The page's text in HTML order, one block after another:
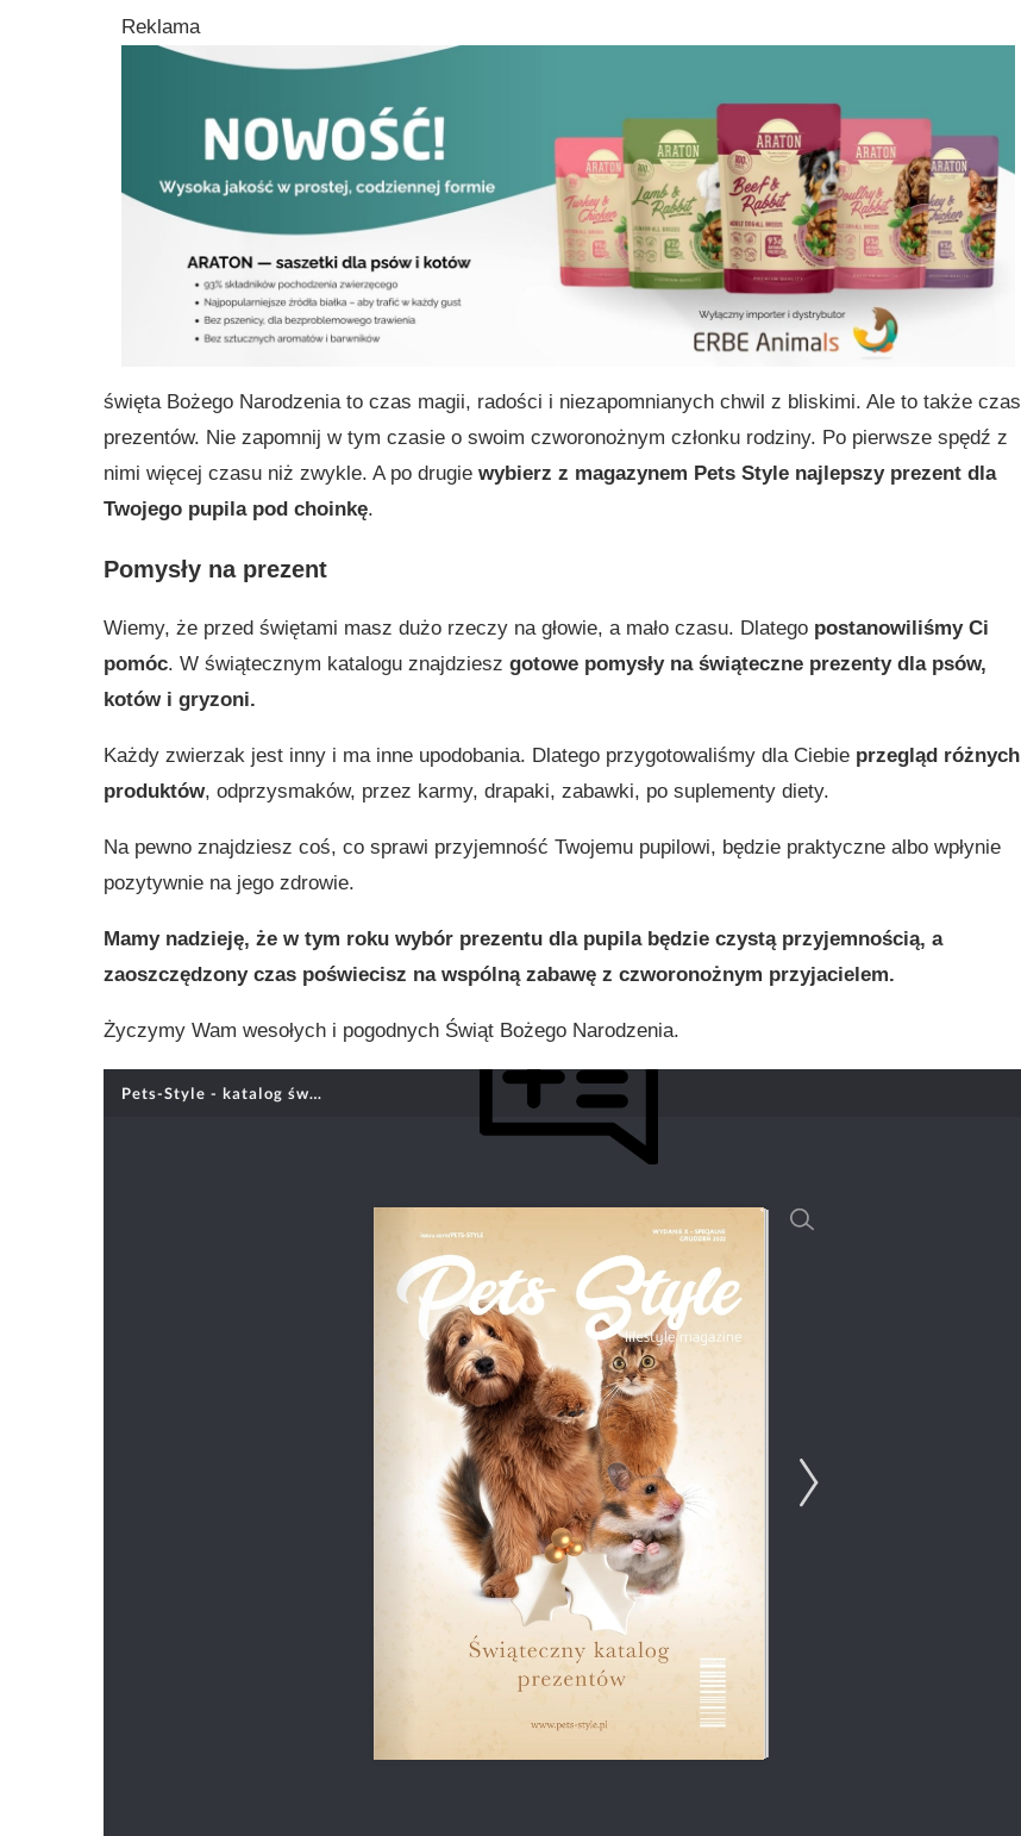
Reklama
święta Bożego Narodzenia to czas magii, radości i niezapomnianych chwil z bliskimi. Ale to także czas
prezentów. Nie zapomnij w tym czasie o swoim czworonożnym członku rodziny. Po pierwsze spędź z
nimi więcej czasu niż zwykle. A po drugie wybierz z magazynem Pets Style najlepszy prezent dla
Twojego pupila pod choinkę.
Pomysły na prezent
Wiemy, że przed świętami masz dużo rzeczy na głowie, a mało czasu. Dlatego postanowiliśmy Ci
pomóc. W świątecznym katalogu znajdziesz gotowe pomysły na świąteczne prezenty dla psów,
kotów i gryzoni.
Każdy zwierzak jest inny i ma inne upodobania. Dlatego przygotowaliśmy dla Ciebie przegląd różnych
produktów, odprzysmaków, przez karmy, drapaki, zabawki, po suplementy diety.
Na pewno znajdziesz coś, co sprawi przyjemność Twojemu pupilowi, będzie praktyczne albo wpłynie
pozytywnie na jego zdrowie.
Mamy nadzieję, że w tym roku wybór prezentu dla pupila będzie czystą przyjemnością, a
zaoszczędzony czas poświecisz na wspólną zabawę z czworonożnym przyjacielem.
Życzymy Wam wesołych i pogodnych Świąt Bożego Narodzenia.